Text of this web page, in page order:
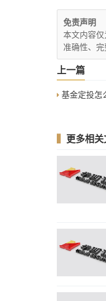
免责声明
本文内容
准确性、
上一篇
基金定投怎
更多相